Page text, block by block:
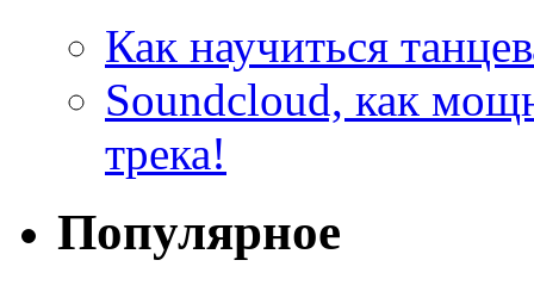
Как научиться
Soundcloud, как
трека!
Популярное